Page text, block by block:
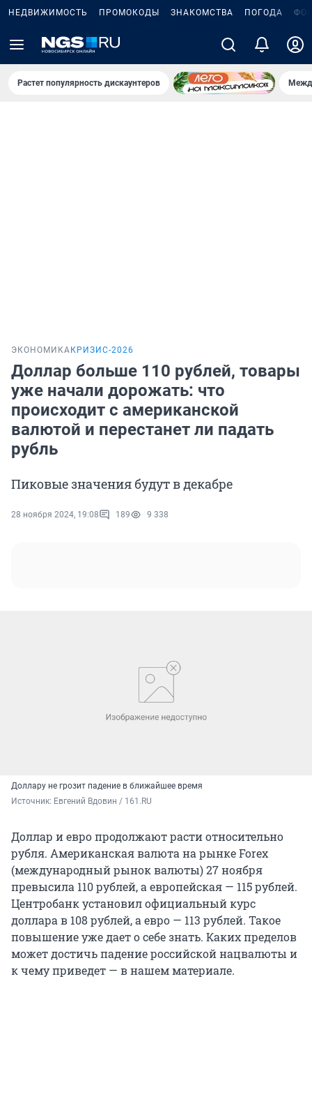
НЕДВИЖИМОСТЬ ПРОМОКОДЫ ЗНАКОМСТВА ПОГОДА
Растет популярность дискаунтеров
ЭКОНОМИКА КРИЗИС-2026
Доллар больше 110 рублей, товары
уже начали дорожать: что
происходит с американской
валютой и перестанет ли падать
рубль
Пиковые значения будут в декабре
28 ноября 2024, 19:08 189 9 338
Доллару не грозит падение в ближайшее время
Источник: Евгений Вдовин / 161.RU
Доллар и евро продолжают расти относительно
рубля. Американская валюта на рынке Forex
(международный рынок валюты) 27 ноября
превысила 110 рублей, а европейская — 115 рублей.
Центробанк установил официальный курс
доллара в 108 рублей, а евро — 113 рублей. Такое
повышение уже дает о себе знать. Каких пределов
может достичь падение российской нацвалюты и
к чему приведет — в нашем материале.